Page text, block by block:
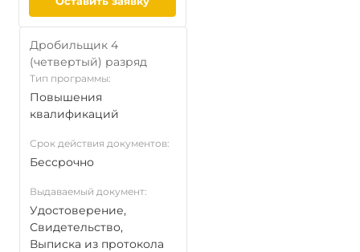
Дробильщик 4
(четвертый) разряд
Тип программы:
Повышения
квалификаций
Срок действия документов:
Бессрочно
Выдаваемый документ:
Удостоверение,
Свидетельство,
Выписка из протокола